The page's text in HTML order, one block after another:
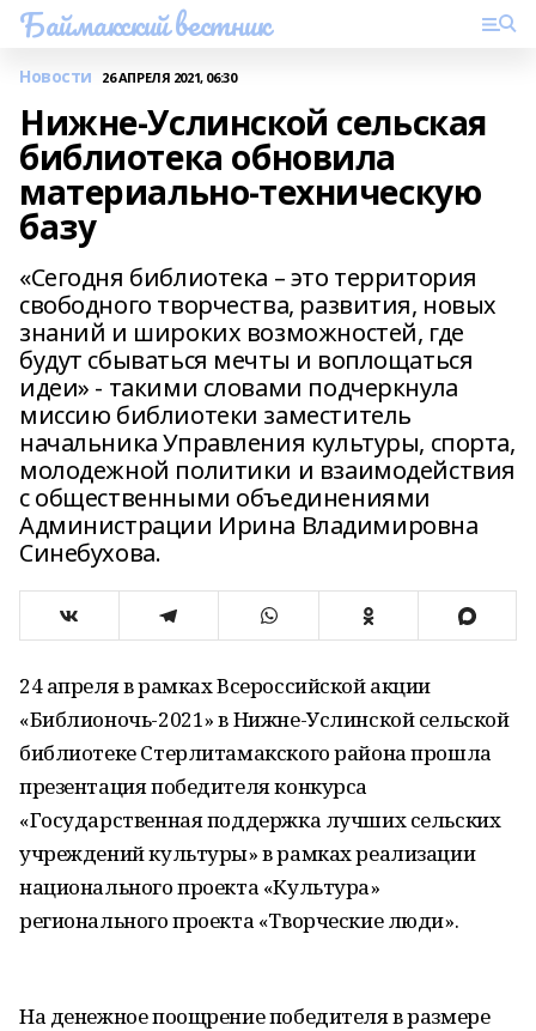
Баймакский вестник
Новости 26 АПРЕЛЯ 2021, 06:30
Нижне-Услинской сельская
библиотека обновила
материально-техническую
базу
«Сегодня библиотека – это территория
свободного творчества, развития, новых
знаний и широких возможностей, где
будут сбываться мечты и воплощаться
идеи» - такими словами подчеркнула
миссию библиотеки заместитель
начальника Управления культуры, спорта,
молодежной политики и взаимодействия
с общественными объединениями
Администрации Ирина Владимировна
Синебухова.
24 апреля в рамках Всероссийской акции
«Библионочь-2021» в Нижне-Услинской сельской
библиотеке Стерлитамакского района прошла
презентация победителя конкурса
«Государственная поддержка лучших сельских
учреждений культуры» в рамках реализации
национального проекта «Культура»
регионального проекта «Творческие люди».
На денежное поощрение победителя в размере